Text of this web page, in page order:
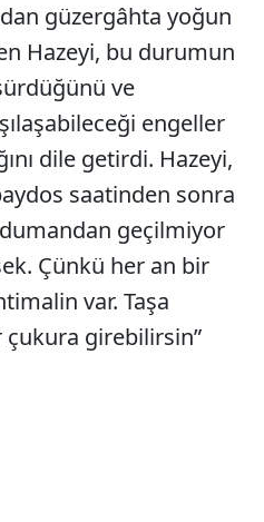
güzergâhta yoğun
Hazeyi, bu durumun
ve
engeller
dile getirdi. Hazeyi,
saatinden sonra
geçilmiyor
Çünkü her an bir
var. Taşa
girebilirsin”